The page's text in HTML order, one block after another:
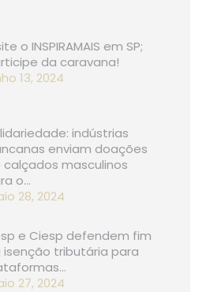
o INSPIRAMAIS em SP;
da caravana!
13, 2024
indústrias
enviam doações
calçados masculinos
o…
28, 2024
e Ciesp defendem fim
isenção tributária para
27, 2024